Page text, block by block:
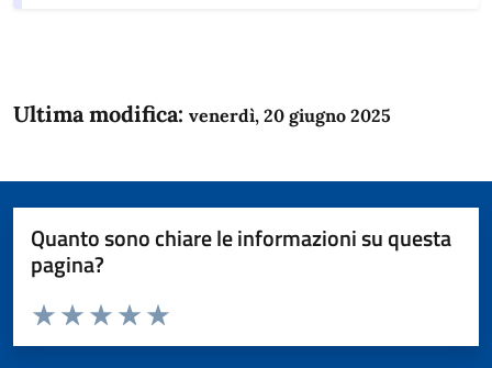
Ultima modifica: venerdì, 20 giugno 2025
Quanto sono chiare le informazioni su questa
pagina?
Domanda
Valuta da 1 a 5 stelle la pagina
Valuta 5 stelle su 5
Valuta 4 stelle su 5
Valuta 3 stelle su 5
Valuta 2 stelle su 5
Valuta 1 stelle su 5